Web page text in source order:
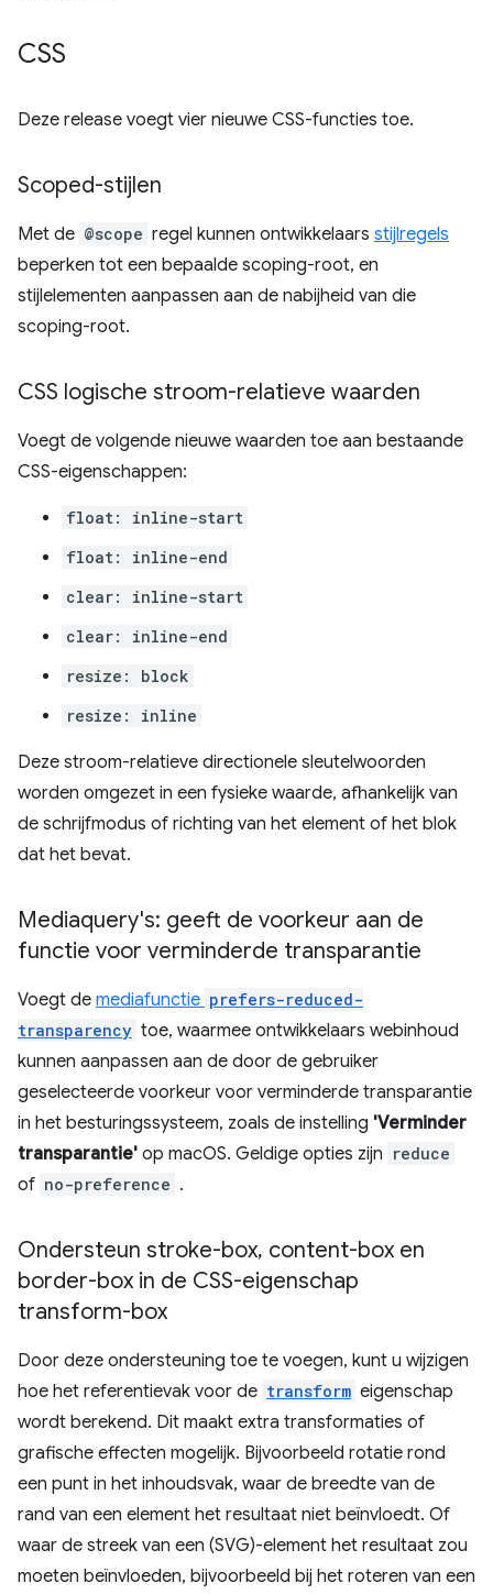
CSS
Deze release voegt vier nieuwe CSS-functies toe.
Scoped-stijlen
Met de @scope regel kunnen ontwikkelaars stijlregels
beperken tot een bepaalde scoping-root, en
stijlelementen aanpassen aan de nabijheid van die
scoping-root.
CSS logische stroom-relatieve waarden
Voegt de volgende nieuwe waarden toe aan bestaande
CSS-eigenschappen:
float: inline-start
float: inline-end
clear: inline-start
clear: inline-end
resize: block
resize: inline
Deze stroom-relatieve directionele sleutelwoorden
worden omgezet in een fysieke waarde, afhankelijk van
de schrijfmodus of richting van het element of het blok
dat het bevat.
Mediaquery's: geeft de voorkeur aan de
functie voor verminderde transparantie
Voegt de mediafunctie prefers-reduced-
transparency toe, waarmee ontwikkelaars webinhoud
kunnen aanpassen aan de door de gebruiker
geselecteerde voorkeur voor verminderde transparantie
in het besturingssysteem, zoals de instelling 'Verminder
transparantie' op macOS. Geldige opties zijn reduce
of no-preference .
Ondersteun stroke-box, content-box en
border-box in de CSS-eigenschap
transform-box
Door deze ondersteuning toe te voegen, kunt u wijzigen
hoe het referentievak voor de transform eigenschap
wordt berekend. Dit maakt extra transformaties of
grafische effecten mogelijk. Bijvoorbeeld rotatie rond
een punt in het inhoudsvak, waar de breedte van de
rand van een element het resultaat niet beïnvloedt. Of
waar de streek van een (SVG)-element het resultaat zou
moeten beïnvloeden, bijvoorbeeld bij het roteren van een